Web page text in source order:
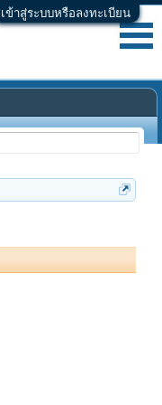
เข้าสู่ระบบหรือลงทะเบียน